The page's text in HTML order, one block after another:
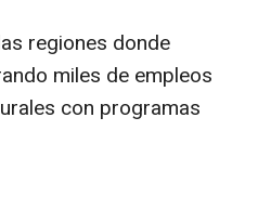
regiones donde
miles de empleos
con programas